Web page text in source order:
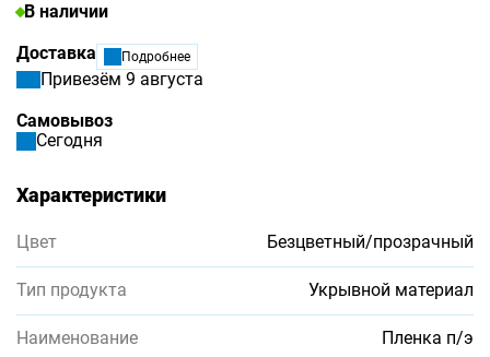
В наличии
Доставка
Подробнее
Привезём 9 августа
Самовывоз
Сегодня
Характеристики
Цвет Безцветный/прозрачный
Тип продукта Укрывной материал
Наименование Пленка п/э